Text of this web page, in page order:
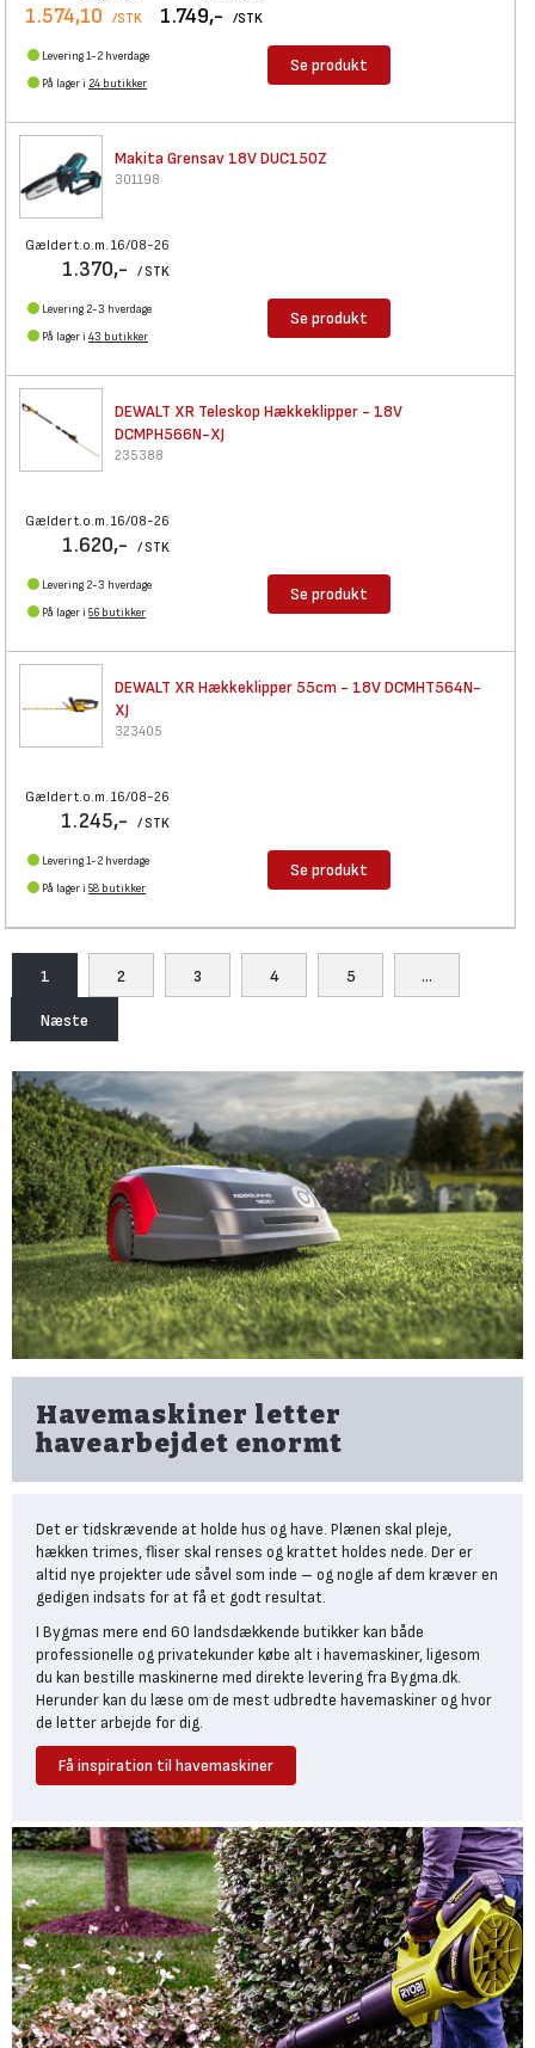
1.574,10 /STK 1.749,- /STK
Levering 1-2 hverdage
På lager i 24 butikker
Se produkt
Makita Grensav 18V DUC150Z
301198
Gælder t.o.m. 16/08-26
1.370,- / STK
Levering 2-3 hverdage
På lager i 43 butikker
Se produkt
DEWALT XR Teleskop Hækkeklipper - 18V
DCMPH566N-XJ
235388
Gælder t.o.m. 16/08-26
1.620,- / STK
Levering 2-3 hverdage
På lager i 56 butikker
Se produkt
DEWALT XR Hækkeklipper 55cm - 18V DCMHT564N-
XJ
323405
Gælder t.o.m. 16/08-26
1.245,- / STK
Levering 1-2 hverdage
På lager i 58 butikker
Se produkt
1 2 3 4 5 ...
Næste
Havemaskiner letter
havearbejdet enormt
Det er tidskrævende at holde hus og have. Plænen skal pleje,
hækken trimes, fliser skal renses og krattet holdes nede. Der er
altid nye projekter ude såvel som inde – og nogle af dem kræver en
gedigen indsats for at få et godt resultat.
I Bygmas mere end 60 landsdækkende butikker kan både
professionelle og privatekunder købe alt i havemaskiner, ligesom
du kan bestille maskinerne med direkte levering fra Bygma.dk.
Herunder kan du læse om de mest udbredte havemaskiner og hvor
de letter arbejde for dig.
Buskrydderen er den
Genstridigt ukrudt og store buske er absolut ikke hækkeklipperens
bedste ven. Her er enbuskrydderdet oplagte valg. Buskrydderen
er en kraftfuld havemaskine, der minder om en græstrimmer, fordi
den har en roterende klinge eller tråd, men som tager hårdt fat og
fjerner nget højt græs, tæt krat, ukrudt og mindre buske – selv på
ujævnt terræn og steder, hvor plæneklipperen ikke kan komme til.
Med en buskrydder kan du hurtigt rydde overgroede områder,
fjerne uønsket vegetation langs hegn, stier og bede samt holde
kanter og skråninger fri for ukrudt.
Få inspiration til havemaskiner